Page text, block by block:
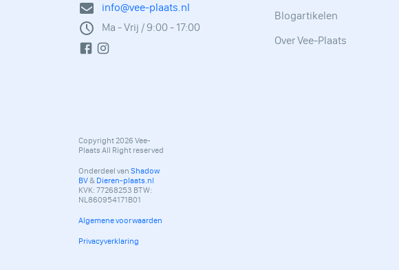
info@vee-plaats.nl
Ma - Vrij / 9:00 - 17:00
Copyright 2026 Vee-
Plaats All Right reserved
Onderdeel van Shadow
BV& Dieren-plaats.nl
KVK: 77268253 BTW:
NL860954171B01
Algemene voorwaarden
Privacyverklaring
Blogartikelen
Over Vee-Plaats